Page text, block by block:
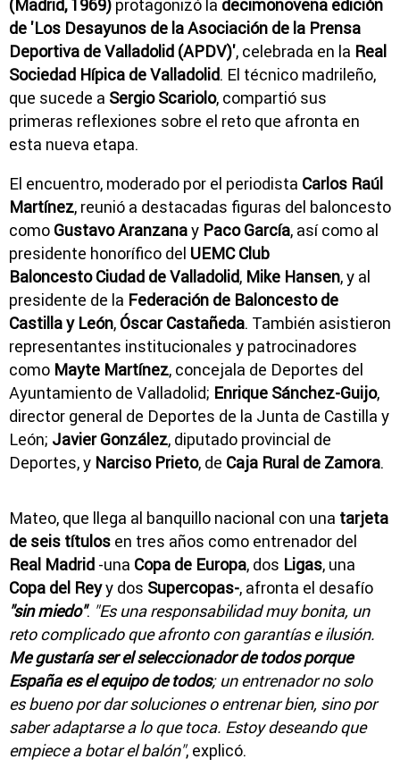
(Madrid, 1969) protagonizó la decimonovena edición
de 'Los Desayunos de la Asociación de la Prensa
Deportiva de Valladolid (APDV)', celebrada en la Real
Sociedad Hípica de Valladolid. El técnico madrileño,
que sucede a Sergio Scariolo, compartió sus
primeras reflexiones sobre el reto que afronta en
esta nueva etapa.
El encuentro, moderado por el periodista Carlos Raúl
Martínez, reunió a destacadas figuras del baloncesto
como Gustavo Aranzanay Paco García, así como al
presidente honorífico del UEMC Club
Baloncesto Ciudad de Valladolid, Mike Hansen, y al
presidente de la Federación de Baloncesto de
Castilla y León, Óscar Castañeda. También asistieron
representantes institucionales y patrocinadores
como Mayte Martínez, concejala de Deportes del
Ayuntamiento de Valladolid; Enrique Sánchez-Guijo,
director general de Deportes de la Junta de Castilla y
León; Javier González, diputado provincial de
Deportes, y Narciso Prieto, de Caja Rural de Zamora.
Mateo, que llega al banquillo nacional con una tarjeta
de seis títulos en tres años como entrenador del
Real Madrid -una Copa de Europa, dos Ligas, una
Copa del Reyy dos Supercopas-, afronta el desafío
"sin miedo". "Es una responsabilidad muy bonita, un
reto complicado que afronto con garantías e ilusión.
Me gustaría ser el seleccionador de todos porque
España es el equipo de todos; un entrenador no solo
es bueno por dar soluciones o entrenar bien, sino por
saber adaptarse a lo que toca. Estoy deseando que
empiece a botar el balón", explicó.